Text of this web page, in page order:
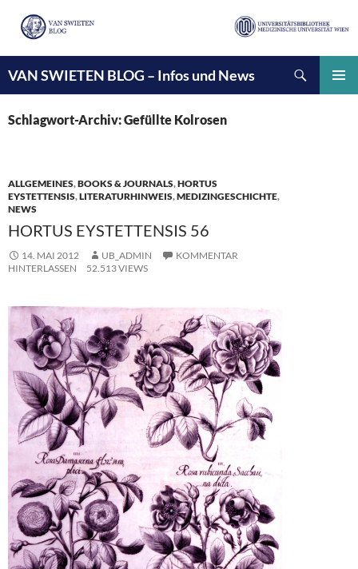
VAN SWIETEN BLOG – Infos und News
INHALT
SPRINGEN
Schlagwort-Archiv: Gefüllte Kolrosen
ALLGEMEINES,BOOKS & JOURNALS,HORTUS
EYSTETTENSIS,LITERATURHINWEIS,MEDIZINGESCHICHTE,
NEWS
HORTUS EYSTETTENSIS 56
14. MAI 2012 UB_ADMIN
KOMMENTAR
HINTERLASSEN
52.513 VIEWS